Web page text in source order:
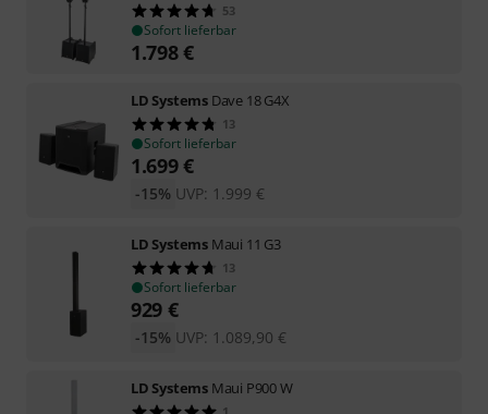
53
Sofort lieferbar
1.798€
LD Systems Dave 18 G4X
13
Sofort lieferbar
1.699€
UVP: 1.999 €
-15%
LD Systems Maui 11 G3
13
Sofort lieferbar
929 €
UVP: 1.089,90 €
-15%
LD Systems Maui P900 W